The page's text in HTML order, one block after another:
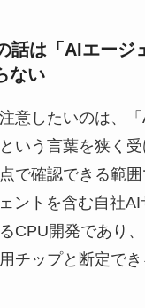
話は「AIエージ
ない
意したいのは、
いう言葉を狭く
で確認できる範
ントを含む自社
CPU開発であり
チップと断定で